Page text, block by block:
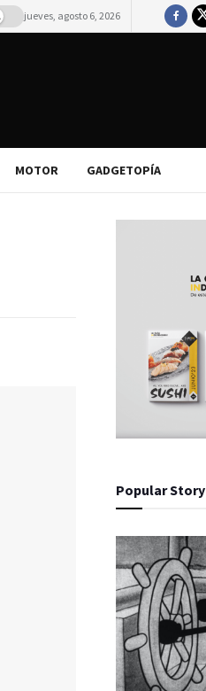
jueves, agosto 6, 2026
MOTOR GADGETOPÍA
Popular Story